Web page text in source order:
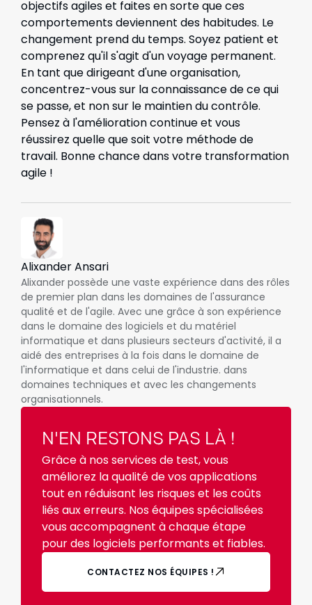
objectifs agiles et faites en sorte que ces
comportements deviennent des habitudes. Le
changement prend du temps. Soyez patient et
comprenez qu'il s'agit d'un voyage permanent.
En tant que dirigeant d'une organisation,
concentrez-vous sur la connaissance de ce qui
se passe, et non sur le maintien du contrôle.
Pensez à l'amélioration continue et vous
réussirez quelle que soit votre méthode de
travail. Bonne chance dans votre transformation
agile !
Alixander Ansari
Alixander possède une vaste expérience dans des rôles
de premier plan dans les domaines de l'assurance
qualité et de l'agile. Avec une grâce à son expérience
dans le domaine des logiciels et du matériel
informatique et dans plusieurs secteurs d'activité, il a
aidé des entreprises à la fois dans le domaine de
l'informatique et dans celui de l'industrie. dans
domaines techniques et avec les changements
organisationnels.
N'EN RESTONS PAS LÀ !
Grâce à nos services de test, vous
améliorez la qualité de vos applications
tout en réduisant les risques et les coûts
liés aux erreurs. Nos équipes spécialisées
vous accompagnent à chaque étape
pour des logiciels performants et fiables.
CONTACTEZ NOS ÉQUIPES !